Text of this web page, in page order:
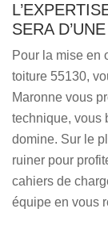
SERA
Pour la mise en
toiture 55130,
Maronne vous
technique, vous
domine. Sur le
ruiner pour
cahiers de
équipe en vous